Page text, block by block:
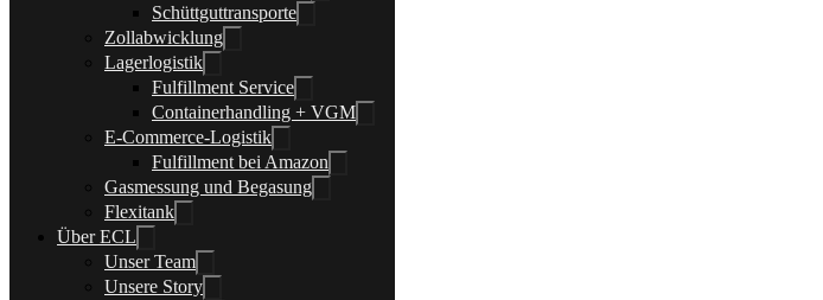
Schüttguttransporte
Zollabwicklung
Lagerlogistik
Fulfillment Service
Containerhandling + VGM
E-Commerce-Logistik
Fulfillment bei Amazon
Gasmessung und Begasung
Flexitank
Über ECL
Unser Team
Unsere Story